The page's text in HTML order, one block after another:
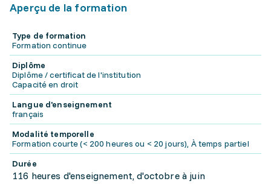
Aperçu de la formation
Type de formation
Formation continue
Diplôme
Diplôme / certificat de l'institution
Capacité en droit
Langue d'enseignement
français
Modalité temporelle
Formation courte (< 200 heures ou < 20 jours), À temps partiel
Durée
116 heures d'enseignement, d'octobre à juin